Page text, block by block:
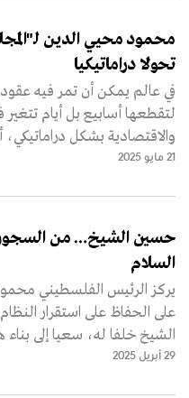
محمود محيي الدين
تحولا دراماتيكيا
في عالم يمكن أن تمر فيه
لتقطعها أسابيع بل أيام تتغير
والاقتصادية بشكل
21 مايو 2025
حسين الشيخ… من السجون
السلام
على الحفاظ على استقرار
الشيخ خلفا له، سعيا إلى
29 أبريل 2025